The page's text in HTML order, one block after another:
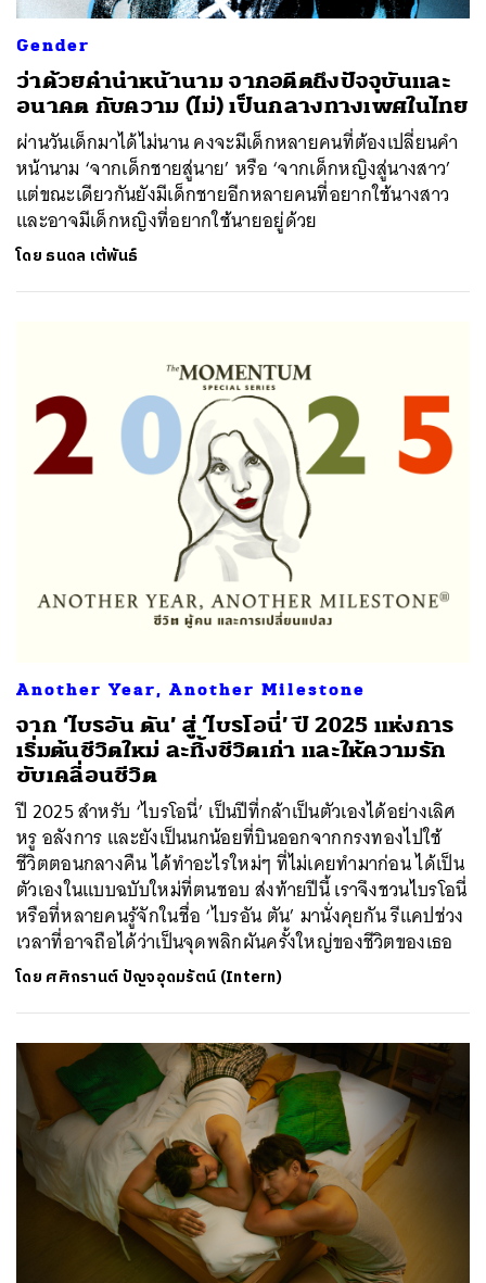
Gender
ว่าด้วยคำนำหน้านาม จากอดีตถึงปัจจุบันและ
อนาคต กับความ (ไม่) เป็นกลางทางเพศในไทย
ผ่านวันเด็กมาได้ไม่นาน คงจะมีเด็กหลายคนที่ต้องเปลี่ยนคำ
หน้านาม ‘จากเด็กชายสู่นาย’ หรือ ‘จากเด็กหญิงสู่นางสาว’
แต่ขณะเดียวกันยังมีเด็กชายอีกหลายคนที่อยากใช้นางสาว
และอาจมีเด็กหญิงที่อยากใช้นายอยู่ด้วย
โดย ธนดล เต้พันธ์
Another Year, Another Milestone
จาก ‘ไบรอัน ตัน’ สู่ ‘ไบรโอนี่’ ปี 2025 แห่งการ
เริ่มต้นชีวิตใหม่ ละทิ้งชีวิตเก่า และให้ความรัก
ขับเคลื่อนชีวิต
ปี 2025 สำหรับ ‘ไบรโอนี่’ เป็นปีที่กล้าเป็นตัวเองได้อย่างเลิศ
หรู อลังการ และยังเป็นนกน้อยที่บินออกจากกรงทองไปใช้
ชีวิตตอนกลางคืน ได้ทำอะไรใหม่ๆ ที่ไม่เคยทำมาก่อน ได้เป็น
ตัวเองในแบบฉบับใหม่ที่ตนชอบ ส่งท้ายปีนี้ เราจึงชวนไบรโอนี่
หรือที่หลายคนรู้จักในชื่อ ‘ไบรอัน ตัน’ มานั่งคุยกัน รีแคปช่วง
เวลาที่อาจถือได้ว่าเป็นจุดพลิกผันครั้งใหญ่ของชีวิตของเธอ
โดย ศศิกรานต์ ปัญจอุดมรัตน์ (Intern)